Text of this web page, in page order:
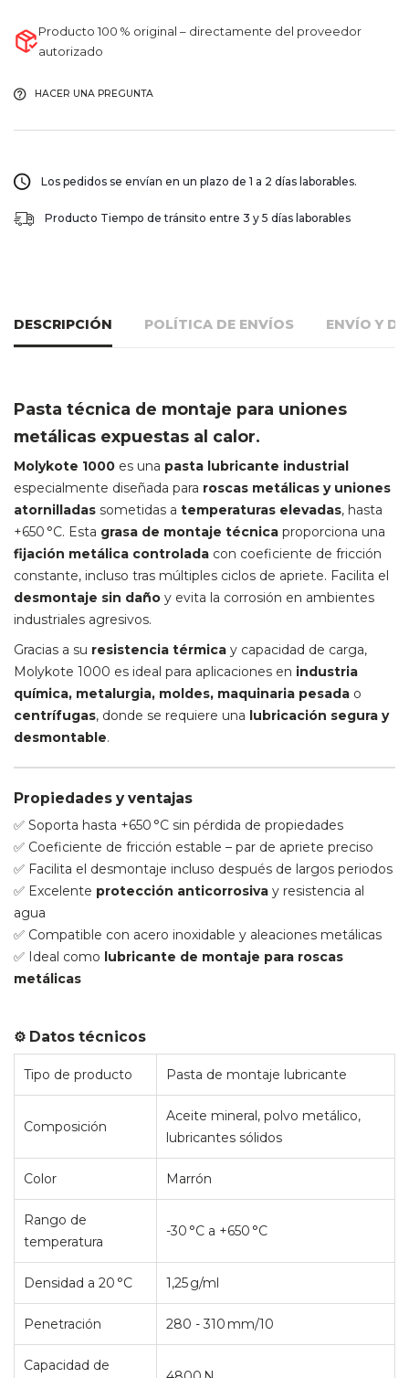
Producto 100 % original – directamente del proveedor
autorizado
HACER UNA PREGUNTA
Los pedidos se envían en un plazo de 1 a 2 días laborables.
Producto Tiempo de tránsito entre 3 y 5 días laborables
DESCRIPCIÓN POLÍTICA DE ENVÍOS ENVÍO Y
Pasta técnica de montaje para uniones
metálicas expuestas al calor.
Molykote 1000 es una pasta lubricante industrial
especialmente diseñada para roscas metálicas y uniones
atornilladas sometidas a temperaturas elevadas, hasta
+650 °C. Esta grasa de montaje técnica proporciona una
fijación metálica controlada con coeficiente de fricción
constante, incluso tras múltiples ciclos de apriete. Facilita el
desmontaje sin daño y evita la corrosión en ambientes
industriales agresivos.
Gracias a su resistencia térmica y capacidad de carga,
Molykote 1000 es ideal para aplicaciones en industria
química, metalurgia, moldes, maquinaria pesada o
centrífugas, donde se requiere una lubricación segura y
desmontable.
Propiedades y ventajas
✅ Soporta hasta +650 °C sin pérdida de propiedades
✅ Coeficiente de fricción estable – par de apriete preciso
✅ Facilita el desmontaje incluso después de largos periodos
✅ Excelente protección anticorrosiva y resistencia al
agua
✅ Compatible con acero inoxidable y aleaciones metálicas
✅ Ideal como lubricante de montaje para roscas
metálicas
⚙️ Datos técnicos
Tipo de producto Pasta de montaje lubricante
Composición
Aceite mineral, polvo metálico,
lubricantes sólidos
Color Marrón
Rango de
temperatura
-30 °C a +650 °C
Densidad a 20 °C 1,25 g/ml
Penetración 280 - 310 mm/10
Capacidad de